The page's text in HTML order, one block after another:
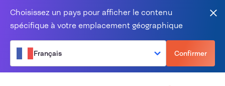
Choisissez un pays pour afficher le contenu
spécifique à votre emplacement géographique
Français Confirmer